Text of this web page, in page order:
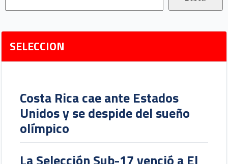
SELECCION
Costa Rica cae ante Estados
Unidos y se despide del sueño
olímpico